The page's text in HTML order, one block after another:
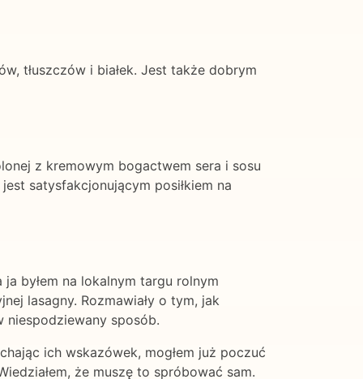
tłuszczów i białek. Jest także dobrym
z kremowym bogactwem sera i sosu
satysfakcjonującym posiłkiem na
byłem na lokalnym targu rolnym
lasagny. Rozmawiały o tym, jak
niespodziewany sposób.
ich wskazówek, mogłem już poczuć
że muszę to spróbować sam.